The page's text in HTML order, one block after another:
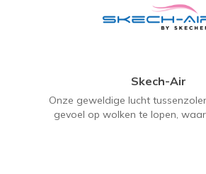
Skech-Air
Onze geweldige lucht
gevoel op wolken te lopen,